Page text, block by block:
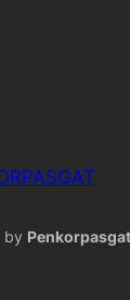
by Penkorpasgat